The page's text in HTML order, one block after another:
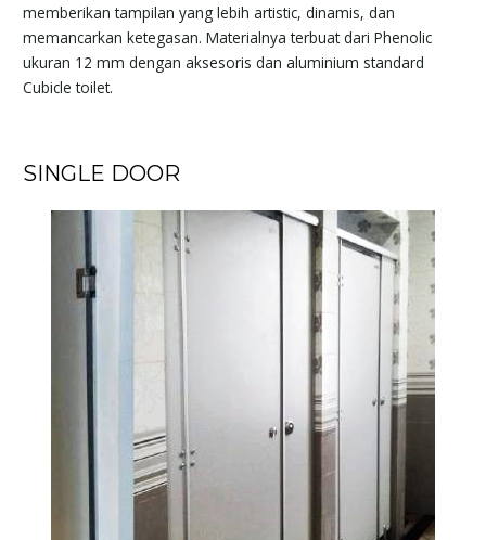
memberikan tampilan yang lebih artistic, dinamis, dan
memancarkan ketegasan. Materialnya terbuat dari Phenolic
ukuran 12 mm dengan aksesoris dan aluminium standard
Cubicle toilet.
SINGLE DOOR